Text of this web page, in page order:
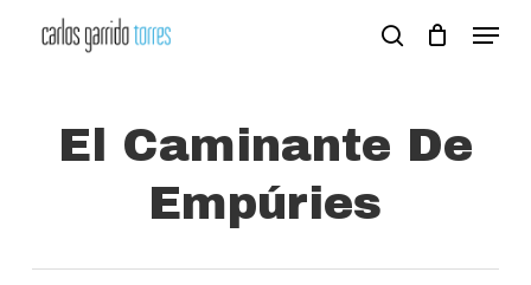
content
search
Menu
El Caminante De
Empúries